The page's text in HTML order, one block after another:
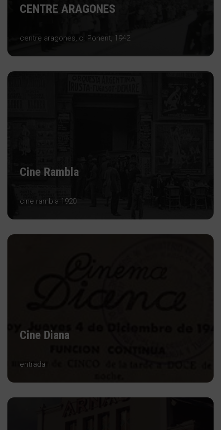
CENTRE ARAGONES
centre aragones, c. Ponent, 1942
Cine Rambla
cine rambla 1920
Cine Diana
entrada